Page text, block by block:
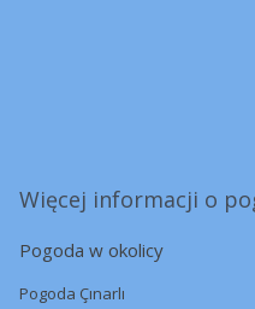
Więcej informacji o
Pogoda w okolicy
Pogoda Çınarlı